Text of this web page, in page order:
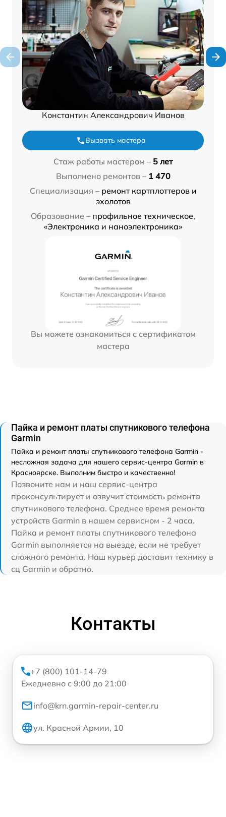
Константин Александрович Иванов
Вызвать мастера
Стаж работы мастером – 5 лет
Выполнено ремонтов – 1 470
Специализация – ремонт картплоттеров и
эхолотов
Образование – профильное техническое,
«Электроника и наноэлектроника»
Вы можете ознакомиться с сертификатом
мастера
Пайка и ремонт платы спутникового телефона
Garmin
Пайка и ремонт платы спутникового телефона Garmin -
несложная задача для нашего сервис-центра Garmin в
Красноярске. Выполним быстро и качественно!
Позвоните нам и наш сервис-центра
проконсультирует и озвучит стоимость ремонта
спутникового телефона. Среднее время ремонта
устройств Garmin в нашем сервисном - 2 часа.
Пайка и ремонт платы спутникового телефона
Garmin выполняется на выезде, если не требует
сложного ремонта. Наш курьер доставит технику в
сц Garmin и обратно.
Контакты
+7 (800) 101-14-79
Ежедневно с 9:00 до 21:00
info@krn.garmin-repair-center.ru
ул. Красной Армии, 10